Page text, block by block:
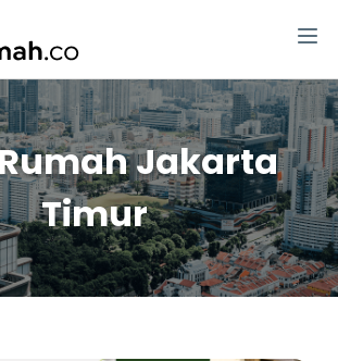
Jakarta
Timur